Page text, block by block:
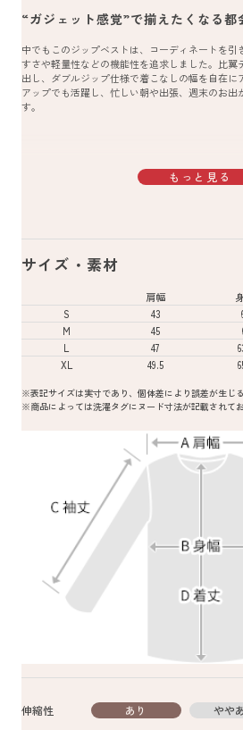
“ガジェット感覚”で揃えたくなる都
中でもこのジップベストは、コーディネートを引
すさや軽量性などの機能性を追求しました。比
出し、ダブルジップ仕様で着こなしの幅を自在に
アップでも活躍し、忙しい朝や出張、週末のお出
す。
もっと見る
サイズ・素材
肩幅
S
43
M
45
L
47
XL
49.5
※表記サイズは実寸であり、個体差により誤差が生じ
※商品によっては洗濯タグにヌード寸法が記載されて
伸縮性 あり やや